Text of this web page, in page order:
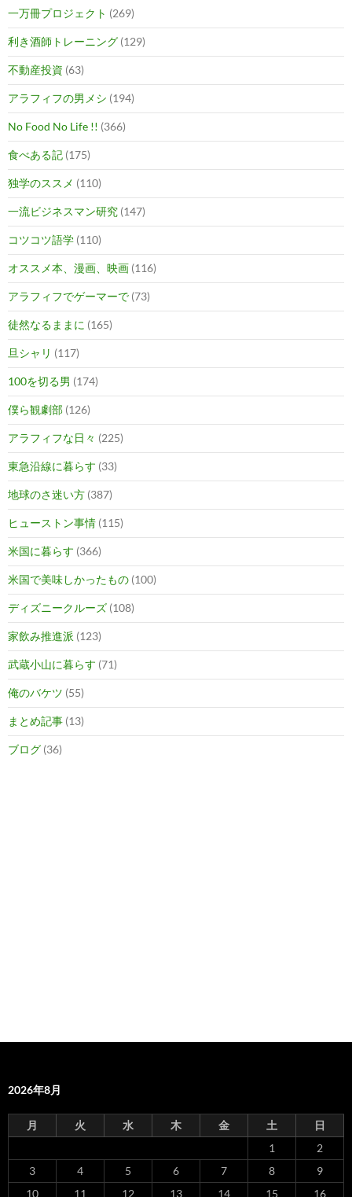
一万冊プロジェクト (269)
利き酒師トレーニング (129)
不動産投資 (63)
アラフィフの男メシ (194)
No Food No Life !! (366)
食べある記 (175)
独学のススメ (110)
一流ビジネスマン研究 (147)
コツコツ語学 (110)
オススメ本、漫画、映画 (116)
アラフィフでゲーマーで (73)
徒然なるままに (165)
旦シャリ (117)
100を切る男 (174)
僕ら観劇部 (126)
アラフィフな日々 (225)
東急沿線に暮らす (33)
地球のさ迷い方 (387)
ヒューストン事情 (115)
米国に暮らす (366)
米国で美味しかったもの (100)
ディズニークルーズ (108)
家飲み推進派 (123)
武蔵小山に暮らす (71)
俺のバケツ (55)
まとめ記事 (13)
ブログ (36)
2026年8月
月 火 水 木 金 土
日
1
2
3
4 5 6 7 8
9
10
11 12 13 14 15
16